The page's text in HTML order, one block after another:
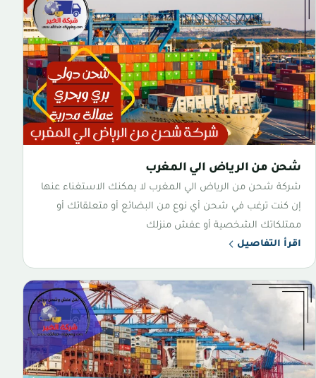
شحن من الرياض الي المغرب
شركة شحن من الرياض الي المغرب لا يمكنك الاستغناء عنها
إن كنت ترغب في شحن أي نوع من البضائع أو متعلقاتك أو
ممتلكاتك الشخصية أو عفش منزلك
اقرأ التفاصيل